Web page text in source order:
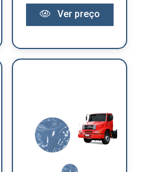
Ver preço